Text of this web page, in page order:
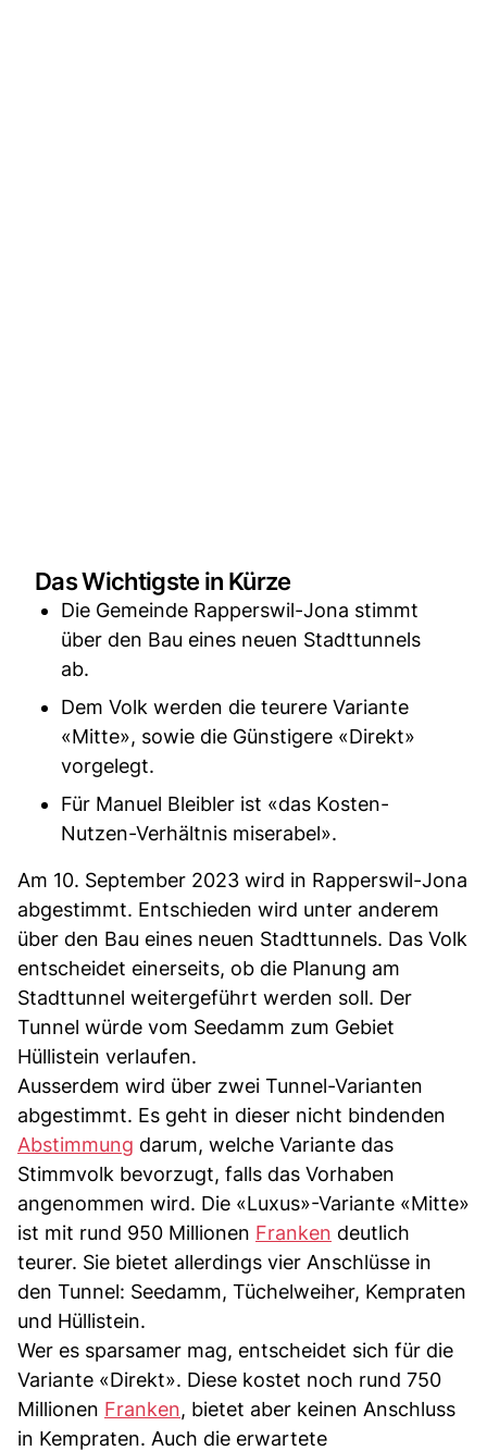
Das Wichtigste in Kürze
Die Gemeinde Rapperswil-Jona stimmt
über den Bau eines neuen Stadttunnels
ab.
Dem Volk werden die teurere Variante
«Mitte», sowie die Günstigere «Direkt»
vorgelegt.
Für Manuel Bleibler ist «das Kosten-
Nutzen-Verhältnis miserabel».
Am 10. September 2023 wird in Rapperswil-Jona
abgestimmt. Entschieden wird unter anderem
über den Bau eines neuen Stadttunnels. Das Volk
entscheidet einerseits, ob die Planung am
Stadttunnel weitergeführt werden soll. Der
Tunnel würde vom Seedamm zum Gebiet
Hüllistein verlaufen.
Ausserdem wird über zwei Tunnel-Varianten
abgestimmt. Es geht in dieser nicht bindenden
Abstimmung darum, welche Variante das
Stimmvolk bevorzugt, falls das Vorhaben
angenommen wird. Die «Luxus»-Variante «Mitte»
ist mit rund 950 Millionen Franken deutlich
teurer. Sie bietet allerdings vier Anschlüsse in
den Tunnel: Seedamm, Tüchelweiher, Kempraten
und Hüllistein.
Wer es sparsamer mag, entscheidet sich für die
Variante «Direkt». Diese kostet noch rund 750
Millionen Franken, bietet aber keinen Anschluss
in Kempraten. Auch die erwartete